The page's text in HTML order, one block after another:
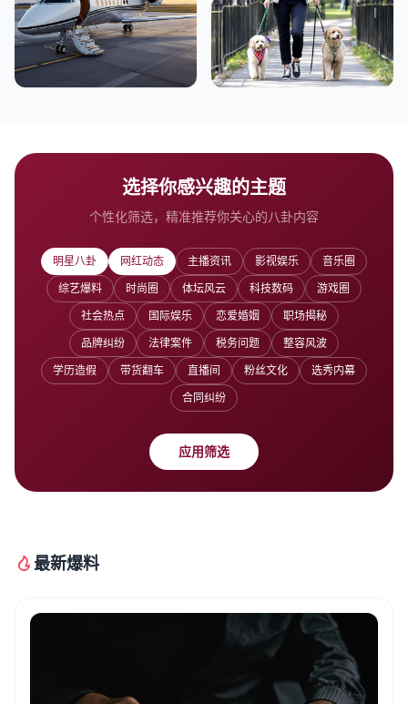
选择你感兴趣的主题
个性化筛选，精准推荐你关心的八卦内容
明星八卦 网红动态 主播资讯 影视娱乐
音乐圈
综艺爆料
时尚圈 体坛风云 科技数码
游戏圈
社会热点
国际娱乐 恋爱婚姻
职场揭秘
品牌纠纷
法律案件 税务问题
整容风波
学历造假
带货翻车 直播间 粉丝文化
选秀内幕
合同纠纷
应用筛选
最新爆料